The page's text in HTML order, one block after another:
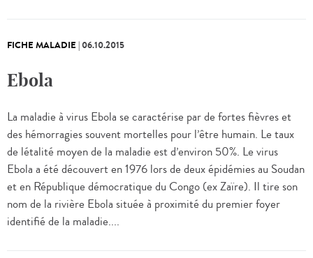
FICHE MALADIE |06.10.2015
Ebola
La maladie à virus Ebola se caractérise par de fortes fièvres et
des hémorragies souvent mortelles pour l’être humain. Le taux
de létalité moyen de la maladie est d’environ 50%. Le virus
Ebola a été découvert en 1976 lors de deux épidémies au Soudan
et en République démocratique du Congo (ex Zaïre). Il tire son
nom de la rivière Ebola située à proximité du premier foyer
identifié de la maladie....